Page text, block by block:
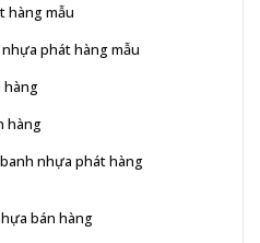
hàng mẫu
phát hàng mẫu
hàng
hàng
nhựa phát hàng
bán hàng